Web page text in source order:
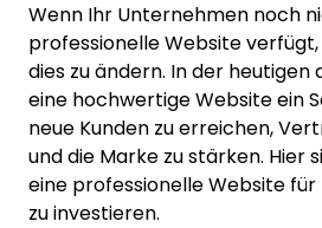
Wenn Ihr Unternehmen noch
professionelle Website verfügt,
dies zu ändern. In der heutigen
eine hochwertige Website ein
neue Kunden zu erreichen,
und die Marke zu stärken. Hier
eine professionelle Website
zu investieren.